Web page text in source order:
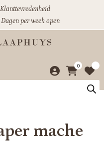
Klanttevredenheid
Dagen per week open
0
mache